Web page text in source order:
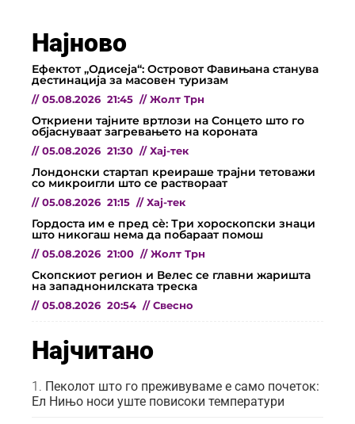
Најново
Ефектот „Одисеја“: Островот Фавињана станува
дестинација за масовен туризам
// 05.08.2026 21:45 // Жолт Трн
Откриени тајните вртлози на Сонцето што го
објаснуваат загревањето на короната
// 05.08.2026 21:30 // Хај-тек
Лондонски стартап креираше трајни тетоважи
со микроигли што се раствораат
// 05.08.2026 21:15 // Хај-тек
Гордоста им е пред сѐ: Три хороскопски знаци
што никогаш нема да побараат помош
// 05.08.2026 21:00 // Жолт Трн
Скопскиот регион и Велес се главни жаришта
на западнонилската треска
// 05.08.2026 20:54 // Свесно
Најчитано
Пеколот што го преживуваме е само почеток:
Ел Нињо носи уште повисоки температури